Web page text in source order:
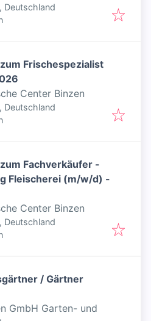
Deutschland
Frischespezialist
Center Binzen
Deutschland
Fachverkäufer -
Fleischerei (m/w/d) -
Center Binzen
Deutschland
/ Gärtner
GmbH Garten- und